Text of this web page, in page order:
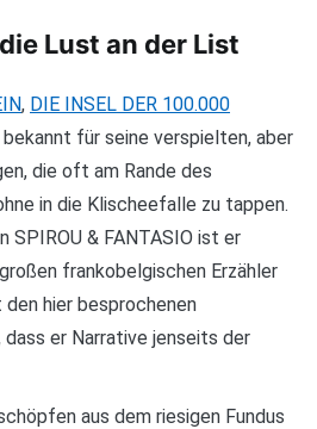
Lust an der List
, DIE INSEL DER 100.000
für seine verspielten, aber
die oft am Rande des
in die Klischeefalle zu tappen.
SPIROU & FANTASIO ist er
frankobelgischen Erzähler
hier besprochenen
dass er Narrative jenseits der
aus dem riesigen Fundus